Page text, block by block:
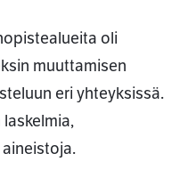
oli
muuttamisen
eri yhteyksissä.